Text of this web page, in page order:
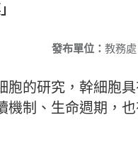
發布單位： 教務處
胞的研究，幹細胞
機制、生命週期，